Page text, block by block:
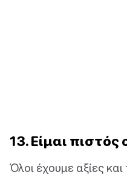
13. Είμαι πιστός
Όλοι έχουμε αξίες